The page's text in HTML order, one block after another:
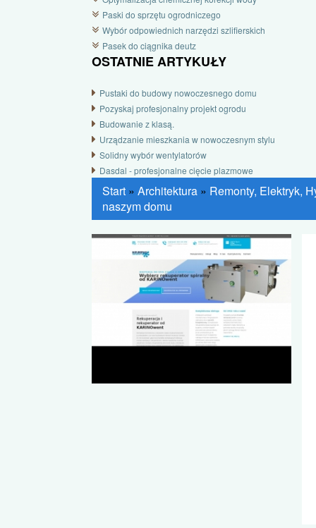
Paski do sprzętu ogrodniczego
Wybór odpowiednich narzędzi szlifierskich
Pasek do ciągnika deutz
OSTATNIE ARTYKUŁY
Pustaki do budowy nowoczesnego domu
Pozyskaj profesjonalny projekt ogrodu
Budowanie z klasą.
Urządzanie mieszkania w nowoczesnym stylu
Solidny wybór wentylatorów
Dasdal - profesjonalne cięcie plazmowe
Start » Architektura » Remonty, Elektryk,
naszym domu